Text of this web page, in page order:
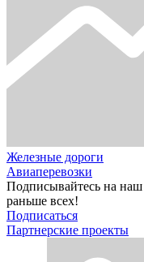
Железные дороги
Авиаперевозки
Подписывайтесь на наш
раньше всех!
Подписаться
Партнерские проекты